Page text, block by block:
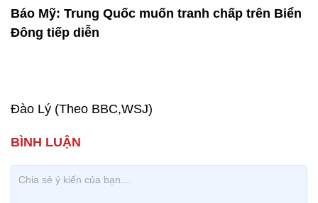
Báo Mỹ: Trung Quốc muốn tranh chấp trên Biển
Đông tiếp diễn
Đào Lý (Theo BBC,WSJ)